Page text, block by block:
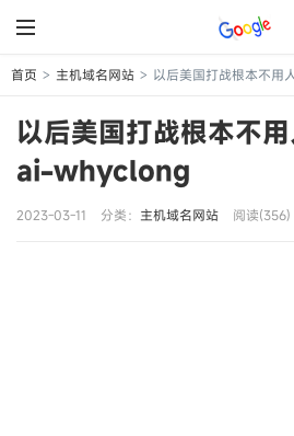
首页 > 主机域名网站 > 以后美国打战根本不用
以后美国打战根本不
ai-whyclong
2023-03-11 分类： 主机域名网站 阅读(356)